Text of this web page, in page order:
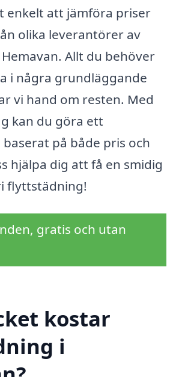
enkelt att jämföra priser
olika leverantörer av
Allt du behöver
i några grundläggande
vi hand om resten. Med
kan du göra ett
på både pris och
hjälpa dig att få en smidig
flyttstädning!
gratis och utan
kostar
i